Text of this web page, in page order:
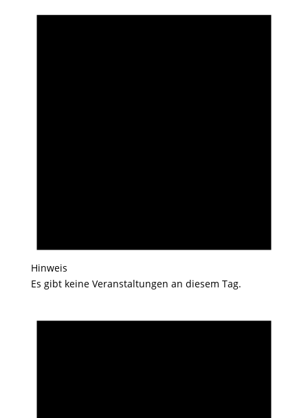
Hinweis
Es gibt keine Veranstaltungen an diesem Tag.